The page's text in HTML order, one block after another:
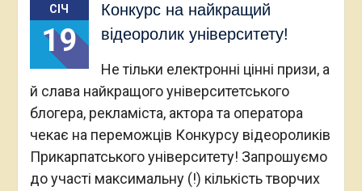
СІЧ
19
Конкурс на найкращий
відеоролик університету!
Не тільки електронні цінні призи, а
й слава найкращого університетського
блогера, рекламіста, актора та оператора
чекає на переможців Конкурсу відеороликів
Прикарпатського університету! Запрошуємо
до участі максимальну (!) кількість творчих